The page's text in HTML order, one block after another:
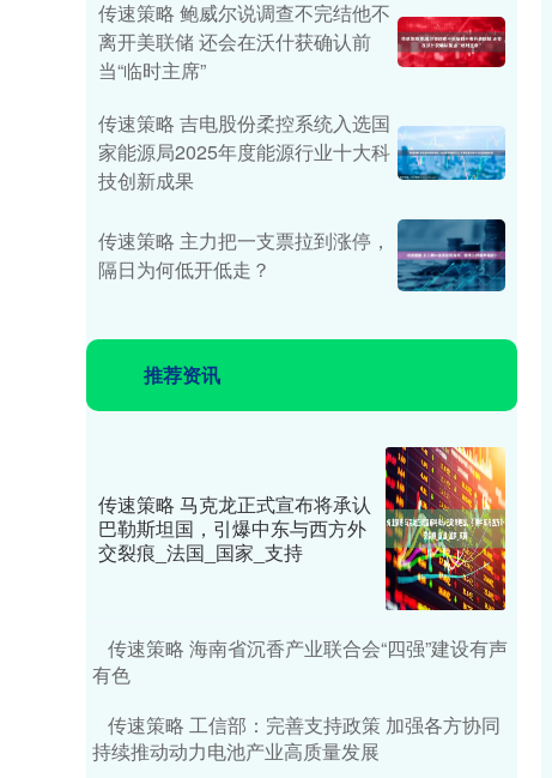
传速策略 鲍威尔说调查不完结他不
离开美联储 还会在沃什获确认前
当“临时主席”
传速策略 吉电股份柔控系统入选国
家能源局2025年度能源行业十大科
技创新成果
传速策略 主力把一支票拉到涨停，
隔日为何低开低走？
推荐资讯
传速策略 马克龙正式宣布将承认
巴勒斯坦国，引爆中东与西方外
交裂痕_法国_国家_支持
传速策略 海南省沉香产业联合会“四强”建设有声
有色
传速策略 工信部：完善支持政策 加强各方协同
持续推动动力电池产业高质量发展